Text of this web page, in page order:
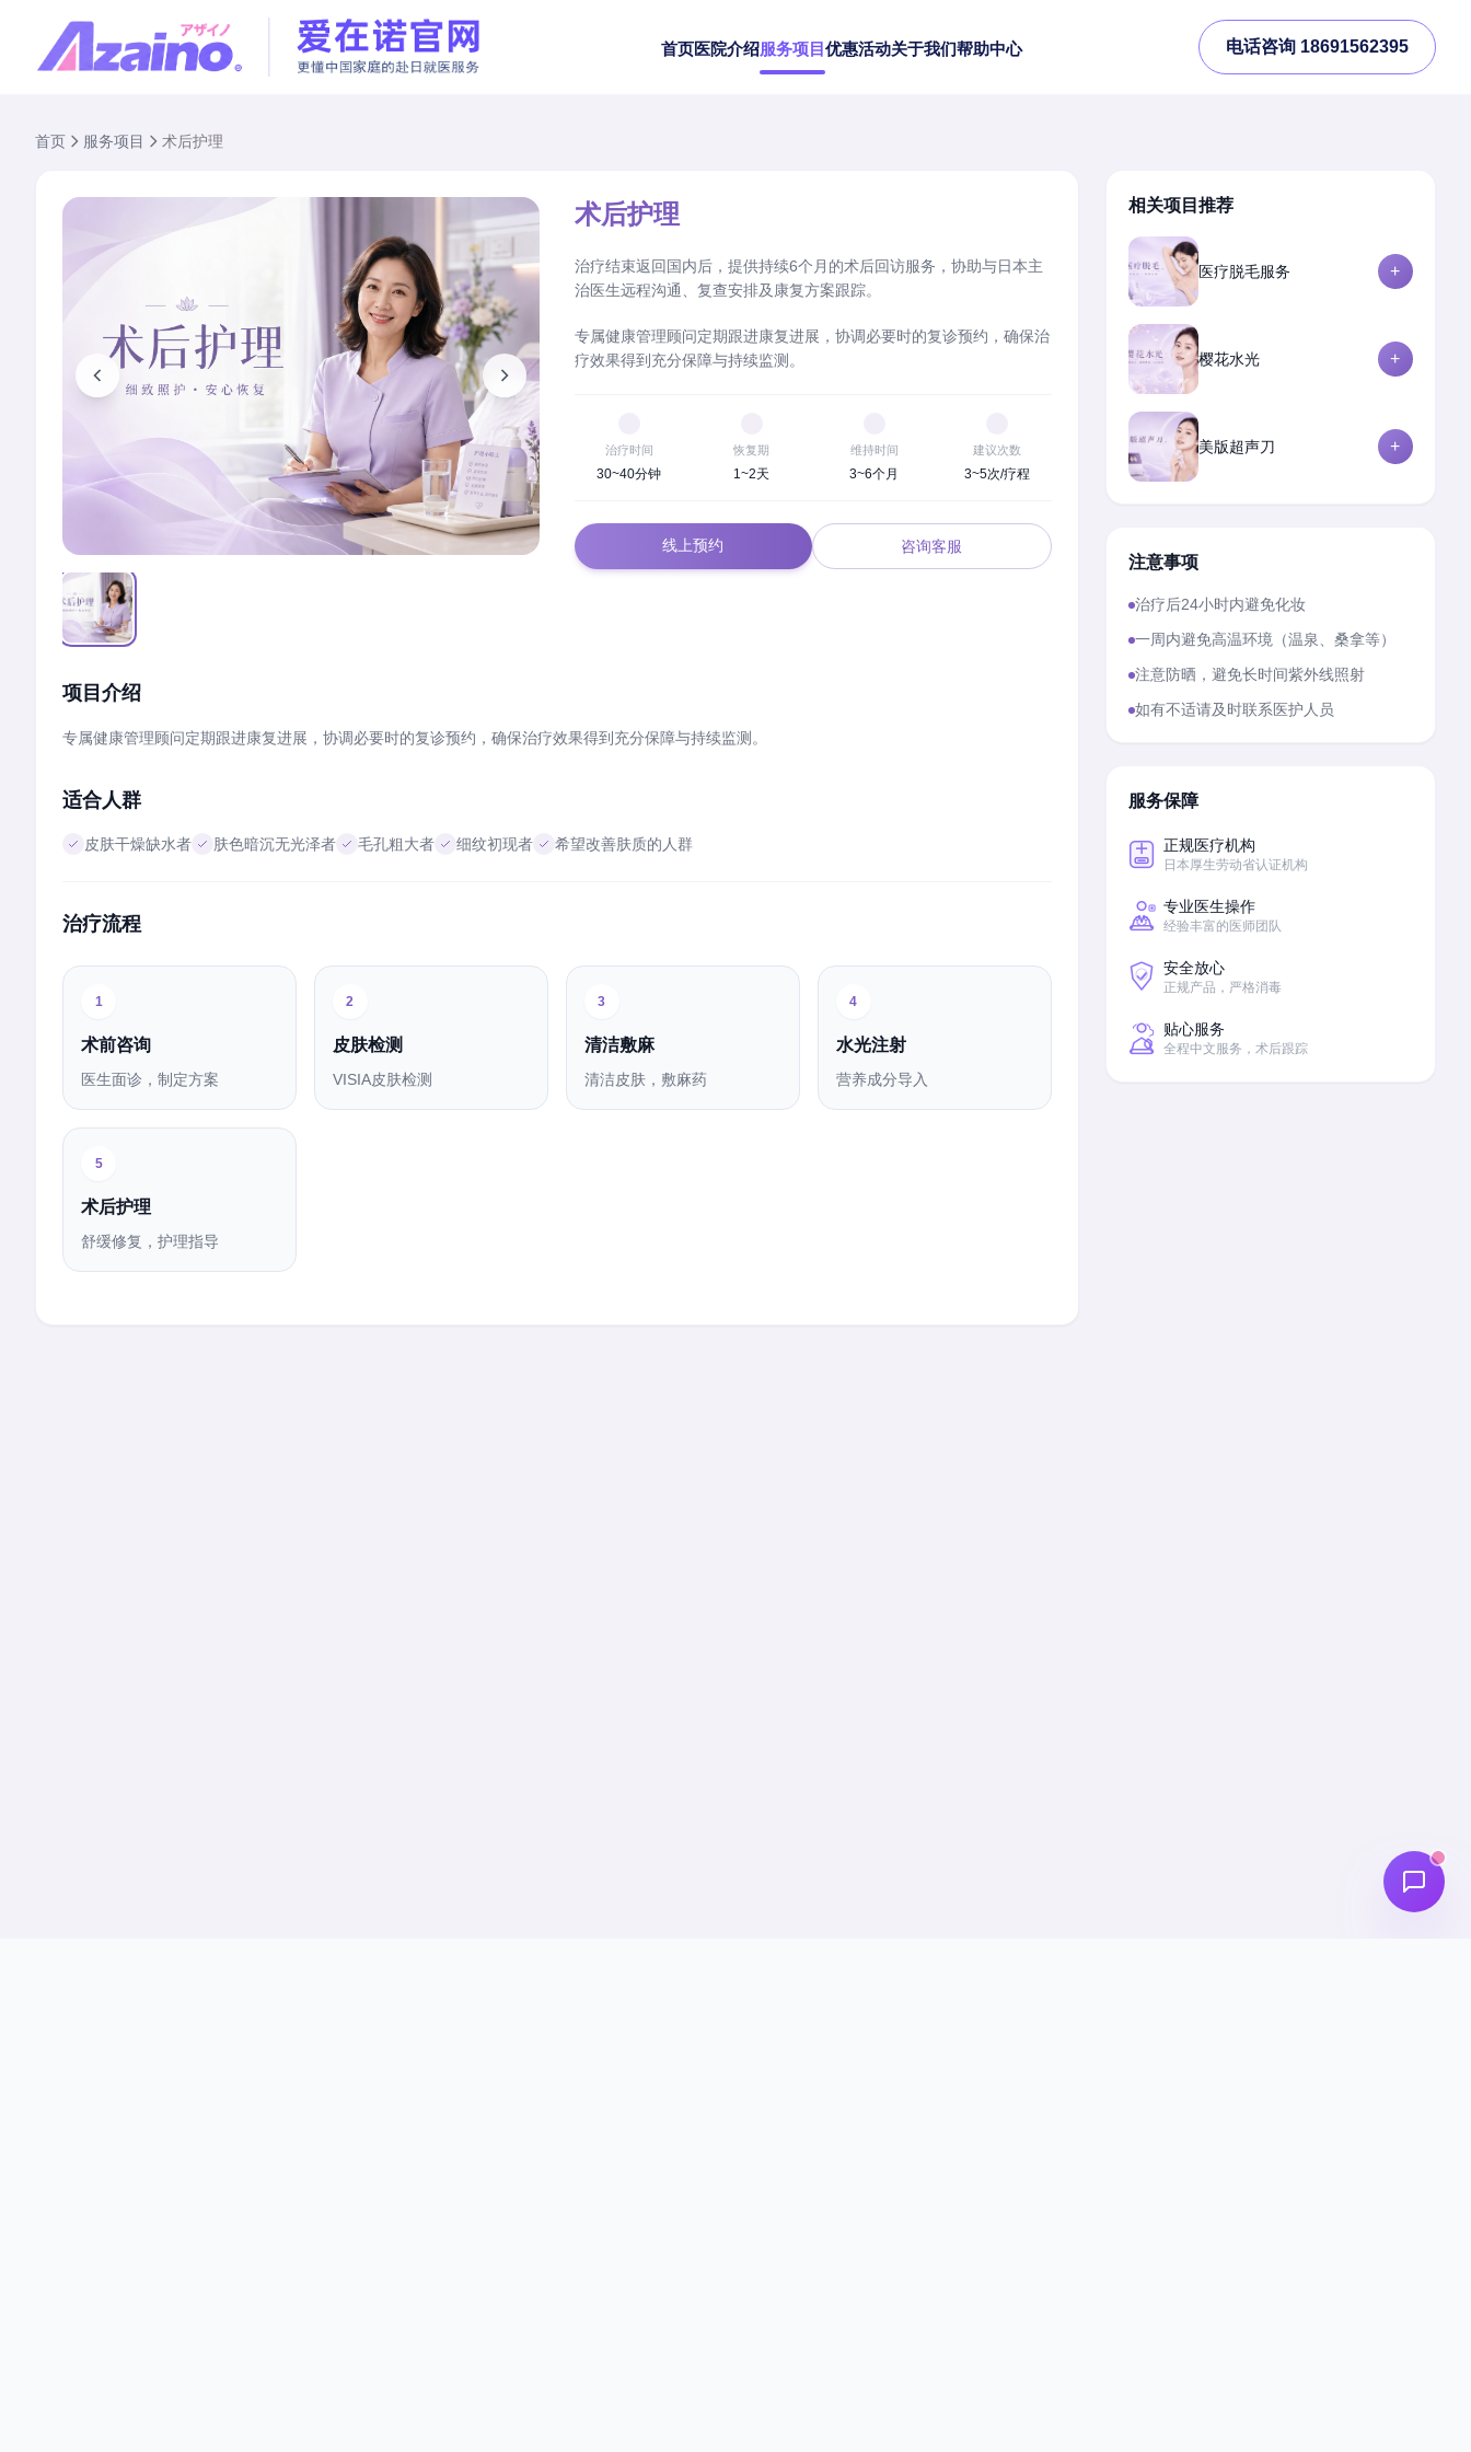
首页医院介绍服务项目 优惠活动关于我们帮助中心 电话咨询 18691562395
首页 服务项目 术后护理
术后护理
治疗结束返回国内后，提供持续6个月的术后回访服务，协助与日本主
治医生远程沟通、复查安排及康复方案跟踪。
专属健康管理顾问定期跟进康复进展，协调必要时的复诊预约，确保治
疗效果得到充分保障与持续监测。
治疗时间
30~40分钟
恢复期
1~2天
维持时间
3~6个月
建议次数
3~5次/疗程
线上预约 咨询客服
项目介绍
专属健康管理顾问定期跟进康复进展，协调必要时的复诊预约，确保治疗效果得到充分保障与持续监测。
适合人群
皮肤干燥缺水者 肤色暗沉无光泽者 毛孔粗大者 细纹初现者 希望改善肤质的人群
治疗流程
1
术前咨询
医生面诊，制定方案
2
皮肤检测
VISIA皮肤检测
3
清洁敷麻
清洁皮肤，敷麻药
4
水光注射
营养成分导入
5
术后护理
舒缓修复，护理指导
相关项目推荐
医疗脱毛服务 +
樱花水光 +
美版超声刀 +
注意事项
治疗后24小时内避免化妆
一周内避免高温环境（温泉、桑拿等）
注意防晒，避免长时间紫外线照射
如有不适请及时联系医护人员
服务保障
正规医疗机构
日本厚生劳动省认证机构
专业医生操作
经验丰富的医师团队
安全放心
正规产品，严格消毒
贴心服务
全程中文服务，术后跟踪